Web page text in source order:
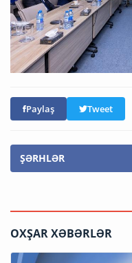
Paylaş Tweet
ŞƏRHLƏR
OXŞAR XƏBƏRLƏR